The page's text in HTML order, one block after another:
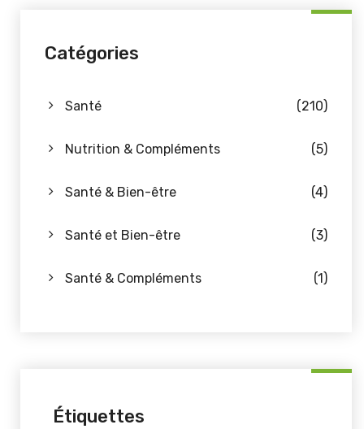
Catégories
Santé (210)
Nutrition & Compléments (5)
Santé & Bien-être (4)
Santé et Bien-être (3)
Santé & Compléments (1)
Étiquettes